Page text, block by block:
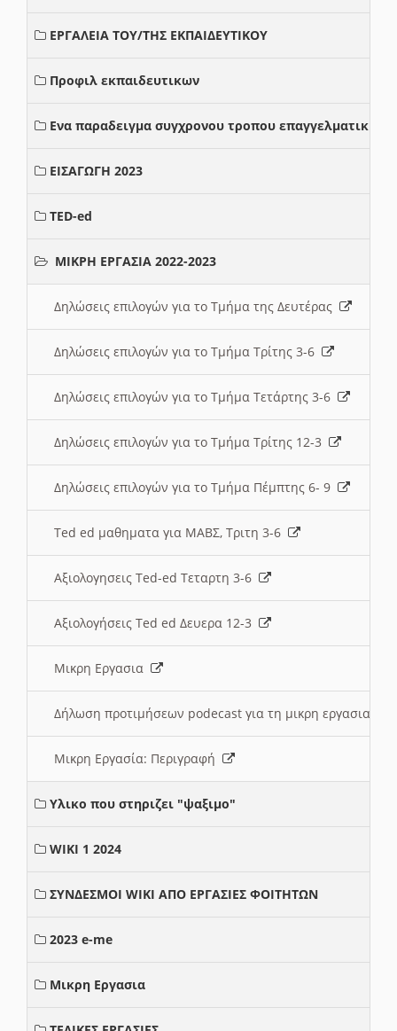
ΕΡΓΑΛΕΙΑ ΤΟΥ/ΤΗΣ ΕΚΠΑΙΔΕΥΤΙΚΟΥ
Προφιλ εκπαιδευτικων
Ενα παραδειγμα συγχρονου τροπου επαγγελματικης
ΕΙΣΑΓΩΓΗ 2023
TED-ed
ΜΙΚΡΗ ΕΡΓΑΣΙΑ 2022-2023
Δηλώσεις επιλογών για το Τμήμα της Δευτέρας
Δηλώσεις επιλογών για το Τμήμα Τρίτης 3-6
Δηλώσεις επιλογών για το Τμήμα Τετάρτης 3-6
Δηλώσεις επιλογών για το Τμήμα Τρίτης 12-3
Δηλώσεις επιλογών για το Τμήμα Πέμπτης 6- 9
Ted ed μαθηματα για ΜΑΒΣ, Τριτη 3-6
Αξιολογησεις Ted-ed Τεταρτη 3-6
Αξιολογήσεις Ted ed Δευερα 12-3
Μικρη Εργασια
Δήλωση προτιμήσεων podecast για τη μικρη εργασια
Μικρη Εργασία: Περιγραφή
Υλικο που στηριζει "ψαξιμο"
WIKI 1 2024
ΣΥΝΔΕΣΜΟΙ WIKI ΑΠΟ ΕΡΓΑΣΙΕΣ ΦΟΙΤΗΤΩΝ
2023 e-me
Μικρη Εργασια